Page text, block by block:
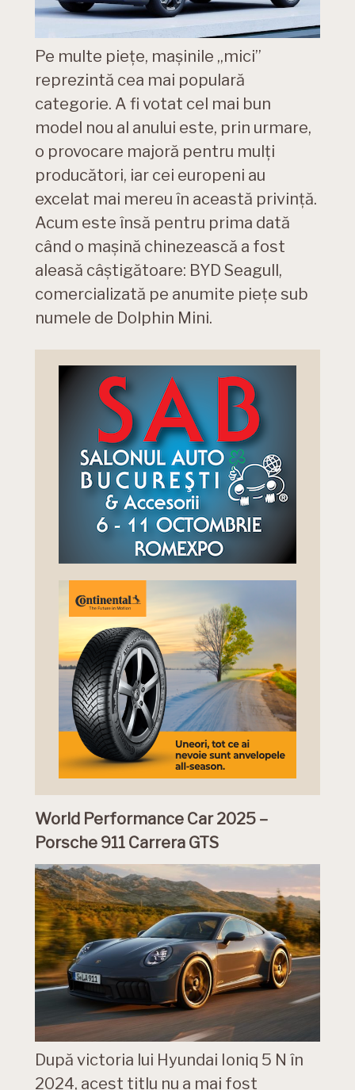
Pe multe piețe, mașinile „mici”
reprezintă cea mai populară
categorie. A fi votat cel mai bun
model nou al anului este, prin urmare,
o provocare majoră pentru mulți
producători, iar cei europeni au
excelat mai mereu în această privință.
Acum este însă pentru prima dată
când o mașină chinezească a fost
aleasă câștigătoare: BYD Seagull,
comercializată pe anumite piețe sub
numele de Dolphin Mini.
World Performance Car 2025 –
Porsche 911 Carrera GTS
După victoria lui Hyundai Ioniq 5 N în
2024, acest titlu nu a mai fost